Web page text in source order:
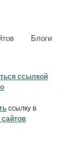
Блоги
ссылкой
ссылку в
сайтов